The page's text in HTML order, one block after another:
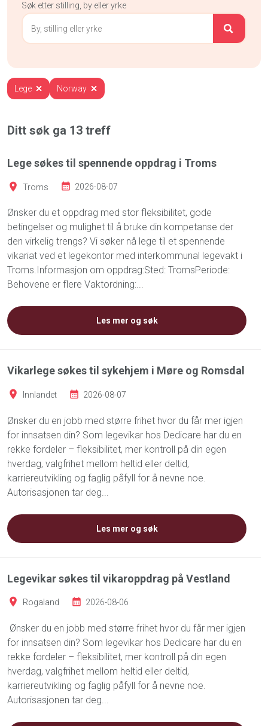
Søk etter stilling, by eller yrke
Lege Norway
Ditt søk ga 13 treff
Lege søkes til spennende oppdrag i Troms
Troms 2026-08-07
Ønsker du et oppdrag med stor fleksibilitet, gode
betingelser og mulighet til å bruke din kompetanse der
den virkelig trengs? Vi søker nå lege til et spennende
vikariat ved et legekontor med interkommunal legevakt i
Troms.Informasjon om oppdrag:Sted: TromsPeriode:
Behovene er flere Vaktordning:...
Les mer og søk
Vikarlege søkes til sykehjem i Møre og Romsdal
Innlandet 2026-08-07
Ønsker du en jobb med større frihet hvor du får mer igjen
for innsatsen din? Som legevikar hos Dedicare har du en
rekke fordeler – fleksibilitet, mer kontroll på din egen
hverdag, valgfrihet mellom heltid eller deltid,
karriereutvikling og faglig påfyll for å nevne noe.
Autorisasjonen tar deg...
Les mer og søk
Legevikar søkes til vikaroppdrag på Vestland
Rogaland 2026-08-06
Ønsker du en jobb med større frihet hvor du får mer igjen
for innsatsen din? Som legevikar hos Dedicare har du en
rekke fordeler – fleksibilitet, mer kontroll på din egen
hverdag, valgfrihet mellom heltid eller deltid,
karriereutvikling og faglig påfyll for å nevne noe.
Autorisasjonen tar deg...